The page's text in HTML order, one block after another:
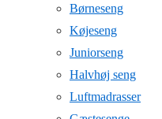
Børneseng
Køjeseng
Juniorseng
Halvhøj seng
Luftmadrasser